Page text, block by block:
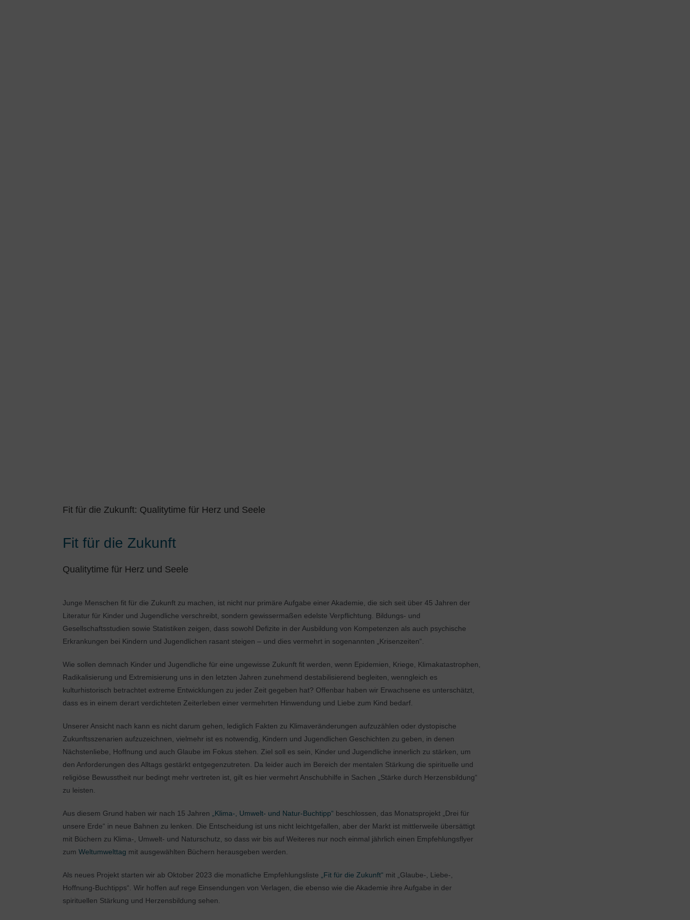
Fit für die Zukunft: Qualitytime für Herz und Seele
Fit für die Zukunft
Qualitytime für Herz und Seele
Junge Menschen fit für die Zukunft zu machen, ist nicht nur primäre Aufgabe einer Akademie, die sich seit über 45 Jahren der
Literatur für Kinder und Jugendliche verschreibt, sondern gewissermaßen edelste Verpflichtung. Bildungs- und
Gesellschaftsstudien sowie Statistiken zeigen, dass sowohl Defizite in der Ausbildung von Kompetenzen als auch psychische
Erkrankungen bei Kindern und Jugendlichen rasant steigen – und dies vermehrt in sogenannten „Krisenzeiten“.
Wie sollen demnach Kinder und Jugendliche für eine ungewisse Zukunft fit werden, wenn Epidemien, Kriege, Klimakatastrophen,
Radikalisierung und Extremisierung uns in den letzten Jahren zunehmend destabilisierend begleiten, wenngleich es
kulturhistorisch betrachtet extreme Entwicklungen zu jeder Zeit gegeben hat? Offenbar haben wir Erwachsene es unterschätzt,
dass es in einem derart verdichteten Zeiterleben einer vermehrten Hinwendung und Liebe zum Kind bedarf.
Unserer Ansicht nach kann es nicht darum gehen, lediglich Fakten zu Klimaveränderungen aufzuzählen oder dystopische
Zukunftsszenarien aufzuzeichnen, vielmehr ist es notwendig, Kindern und Jugendlichen Geschichten zu geben, in denen
Nächstenliebe, Hoffnung und auch Glaube im Fokus stehen. Ziel soll es sein, Kinder und Jugendliche innerlich zu stärken, um
den Anforderungen des Alltags gestärkt entgegenzutreten. Da leider auch im Bereich der mentalen Stärkung die spirituelle und
religiöse Bewusstheit nur bedingt mehr vertreten ist, gilt es hier vermehrt Anschubhilfe in Sachen „Stärke durch Herzensbildung“
zu leisten.
Aus diesem Grund haben wir nach 15 Jahren „Klima-, Umwelt- und Natur-Buchtipp“ beschlossen, das Monatsprojekt „Drei für
unsere Erde“ in neue Bahnen zu lenken. Die Entscheidung ist uns nicht leichtgefallen, aber der Markt ist mittlerweile übersättigt
mit Büchern zu Klima-, Umwelt- und Naturschutz, so dass wir bis auf Weiteres nur noch einmal jährlich einen Empfehlungsflyer
zum Weltumwelttag mit ausgewählten Büchern herausgeben werden.
Als neues Projekt starten wir ab Oktober 2023 die monatliche Empfehlungsliste „Fit für die Zukunft“ mit „Glaube-, Liebe-,
Hoffnung-Buchtipps“. Wir hoffen auf rege Einsendungen von Verlagen, die ebenso wie die Akademie ihre Aufgabe in der
spirituellen Stärkung und Herzensbildung sehen.